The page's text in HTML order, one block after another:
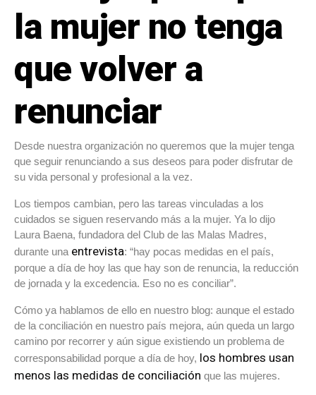
la mujer no tenga
que volver a
renunciar
Desde nuestra organización no queremos que la mujer tenga
que seguir renunciando a sus deseos para poder disfrutar de
su vida personal y profesional a la vez.
Los tiempos cambian, pero las tareas vinculadas a los
cuidados se siguen reservando más a la mujer. Ya lo dijo
Laura Baena, fundadora del Club de las Malas Madres,
durante una entrevista: “hay pocas medidas en el país,
porque a día de hoy las que hay son de renuncia, la reducción
de jornada y la excedencia. Eso no es conciliar”.
Cómo ya hablamos de ello en nuestro blog: aunque el estado
de la conciliación en nuestro país mejora, aún queda un largo
camino por recorrer y aún sigue existiendo un problema de
corresponsabilidad porque a día de hoy, los hombres usan
menos las medidas de conciliación que las mujeres.